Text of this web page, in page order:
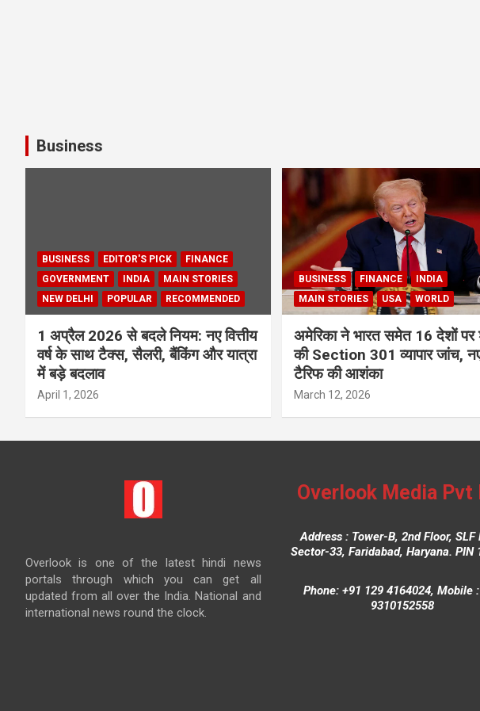
Business
BUSINESS EDITOR'S PICK
FINANCE
GOVERNMENT
INDIA
MAIN STORIES
NEW DELHI
POPULAR RECOMMENDED
1 अप्रैल 2026 से बदले नियम: नए वित्तीय
वर्ष के साथ टैक्स, सैलरी, बैंकिंग और यात्रा
में बड़े बदलाव
April 1, 2026
BUSINESS FINANCE
INDIA
MAIN STORIES
USA WORLD
अमेरिका ने भारत समेत 16 देशों
की Section 301 व्यापार जांच,
टैरिफ की आशंका
March 12, 2026
Overlook is one of the latest hindi news
portals through which you can get all
updated from all over the India. National and
international news round the clock.
Overlook Media Pvt
Address : Tower-B, 2nd Floor, SLF
Sector-33, Faridabad, Haryana. PIN
Phone: +91 129 4164024, Mobile
9310152558